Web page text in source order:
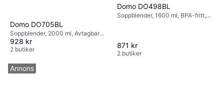
Domo DO705BL
Soppblender, 2000 ml, Avtagbara
blad, Måttindikator på kannan,
Rengöringsprogram, Display,
928 kr
2 butiker
Domo DO498BL
Soppblender, 1600 ml, BPA-fritt,
871 kr
2 butiker
Annons